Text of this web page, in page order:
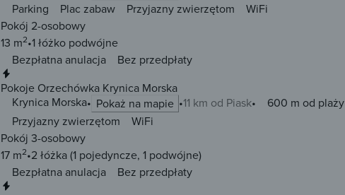
Parking Plac zabaw Przyjazny zwierzętom
WiFi
Pokój 2-osobowy
13 m2 1 łóżko podwójne
Bezpłatna anulacja
Bez przedpłaty
Pokoje Orzechówka Krynica Morska
Krynica Morska
Pokaż na mapie 11 km od Piask 600 m od plaży
Przyjazny zwierzętom
WiFi
Pokój 3-osobowy
17 m2 2 łóżka(1 pojedyncze, 1 podwójne)
Bezpłatna anulacja
Bez przedpłaty